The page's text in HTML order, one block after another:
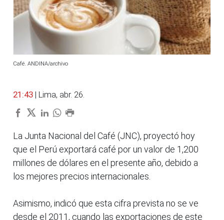
Café. ANDINA/archivo
21:43 | Lima, abr. 26.
La Junta Nacional del Café (JNC), proyectó hoy
que el Perú exportará café por un valor de 1,200
millones de dólares en el presente año, debido a
los mejores precios internacionales.
Asimismo, indicó que esta cifra prevista no se ve
desde el 2011, cuando las exportaciones de este